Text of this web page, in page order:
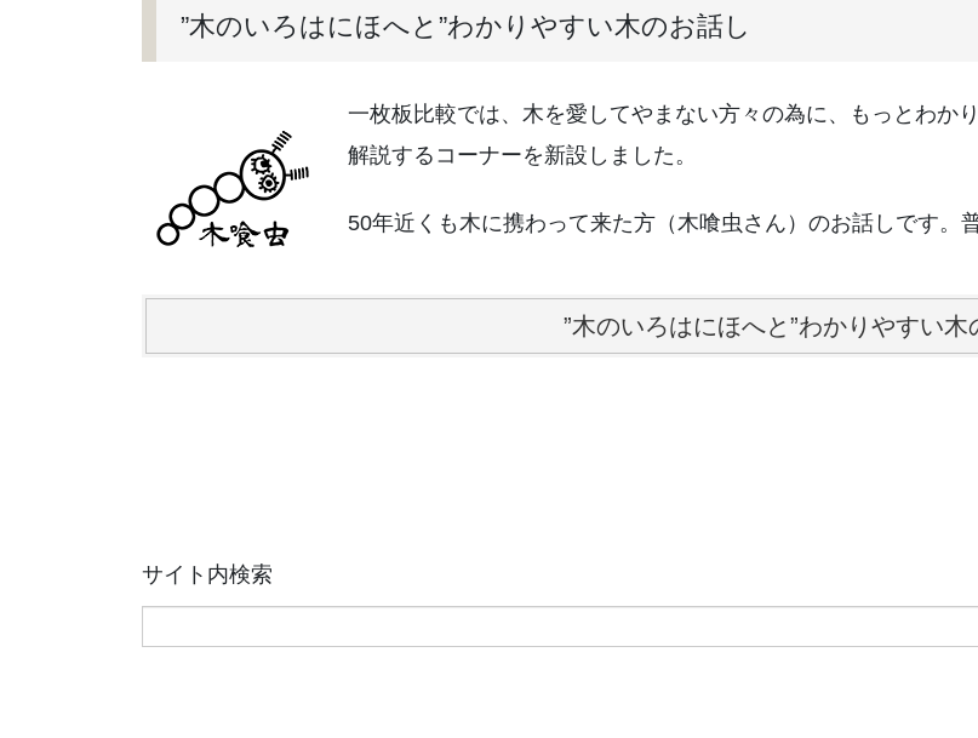
”木のいろはにほへと”わかりやすい木のお話し
一枚板比較では、木を愛してやまない方々の為に、もっとわか
解説するコーナーを新設しました。
50年近くも木に携わって来た方（木喰虫さん）のお話しです。
”木のいろはにほへと”わかりやすい木
サイト内検索